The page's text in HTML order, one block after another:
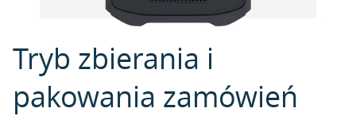
Tryb zbierania i
pakowania zamówień